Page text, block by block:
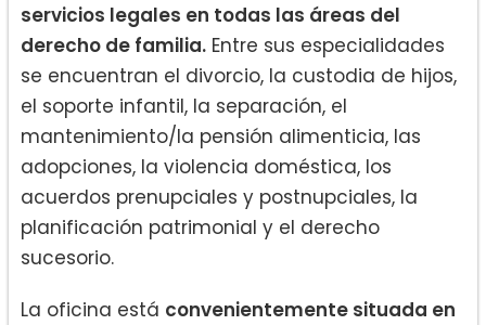
servicios legales en todas las áreas del
derecho de familia. Entre sus especialidades
se encuentran el divorcio, la custodia de hijos,
el soporte infantil, la separación, el
mantenimiento/la pensión alimenticia, las
adopciones, la violencia doméstica, los
acuerdos prenupciales y postnupciales, la
planificación patrimonial y el derecho
sucesorio.
La oficina está convenientemente situada en